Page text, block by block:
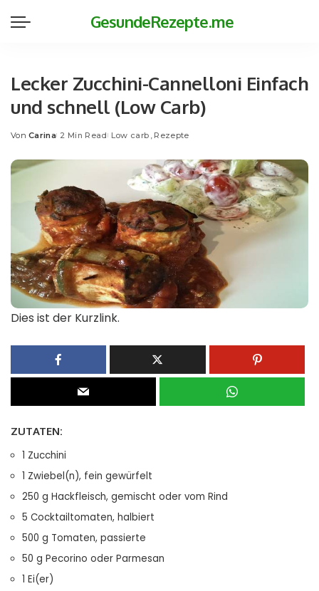
GesundeRezepte.me
Lecker Zucchini-Cannelloni Einfach
und schnell (Low Carb)
Posted
Von Carina 2 Min Read Low carb Rezepte
Dies ist der Kurzlink.
ZUTATEN:
1 Zucchini
1 Zwiebel(n), fein gewürfelt
250 g Hackfleisch, gemischt oder vom Rind
5 Cocktailtomaten, halbiert
500 g Tomaten, passierte
50 g Pecorino oder Parmesan
1 Ei(er)